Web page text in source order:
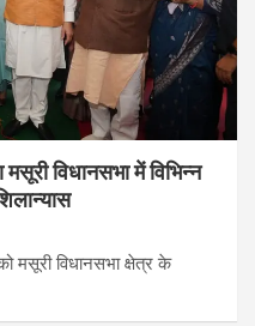
विधानसभा में विभिन्न
मसूरी विधानसभा क्षेत्र के